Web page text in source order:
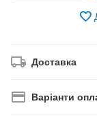
Доставка
Варіанти